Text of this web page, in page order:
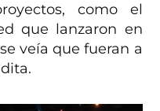
como el
que lanzaron en
veía que fueran a